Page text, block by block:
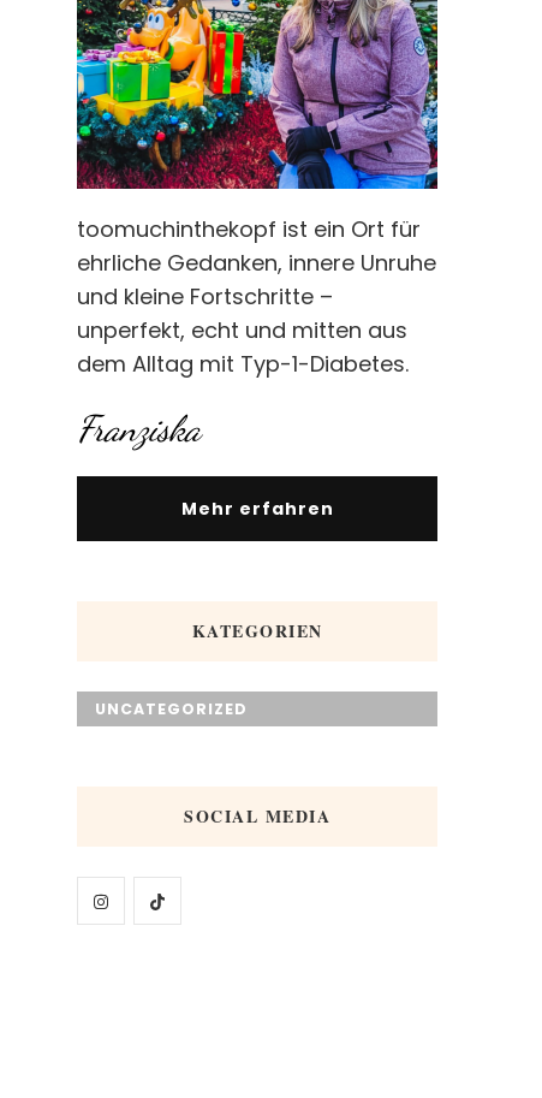
toomuchinthekopf ist ein Ort für
ehrliche Gedanken, innere Unruhe
und kleine Fortschritte –
unperfekt, echt und mitten aus
dem Alltag mit Typ-1-Diabetes.
Franziska
Mehr erfahren
KATEGORIEN
UNCATEGORIZED
SOCIAL MEDIA